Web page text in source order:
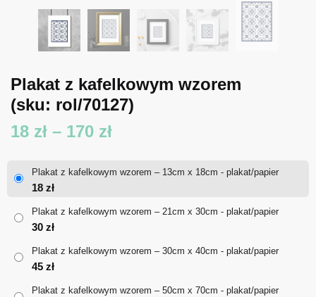
Plakat z kafelkowym wzorem
(sku: rol/70127)
18 zł – 170 złZakres
18 zł
Plakat z kafelkowym wzorem – 13cm x 18cm - plakat/papier
18 zł
Plakat z kafelkowym wzorem – 21cm x 30cm - plakat/papier
30 zł
Plakat z kafelkowym wzorem – 30cm x 40cm - plakat/papier
45 zł
Plakat z kafelkowym wzorem – 50cm x 70cm - plakat/papier